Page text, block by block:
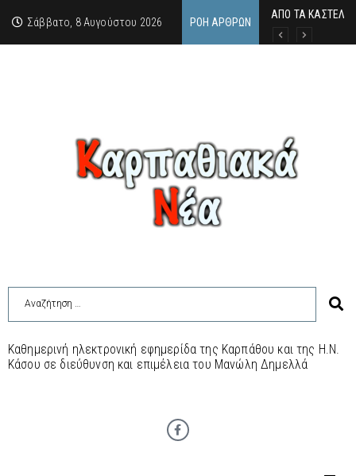
Σάββατο, 8 Αυγούστου 2026 ΡΟΉ ΆΡΘΡΩΝ
ΑΠΟ ΤΑ
Η άγνωστη
Νέος
Καθημερινή ηλεκτρονική εφημερίδα της Καρπάθου και της Η.Ν.
Κάσου σε διεύθυνση και επιμέλεια του Μανώλη Δημελλά